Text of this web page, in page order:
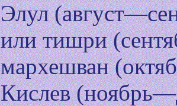
Элул
или тишри
мархешван
Кислев